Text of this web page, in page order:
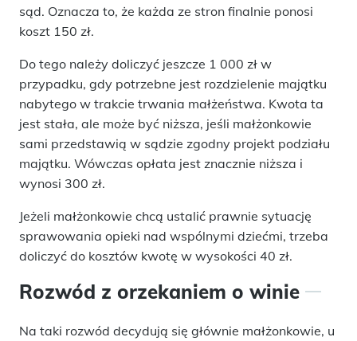
sąd. Oznacza to, że każda ze stron finalnie ponosi
koszt 150 zł.
Do tego należy doliczyć jeszcze 1 000 zł w
przypadku, gdy potrzebne jest rozdzielenie majątku
nabytego w trakcie trwania małżeństwa. Kwota ta
jest stała, ale może być niższa, jeśli małżonkowie
sami przedstawią w sądzie zgodny projekt podziału
majątku. Wówczas opłata jest znacznie niższa i
wynosi 300 zł.
Jeżeli małżonkowie chcą ustalić prawnie sytuację
sprawowania opieki nad wspólnymi dziećmi, trzeba
doliczyć do kosztów kwotę w wysokości 40 zł.
Rozwód z orzekaniem o winie
Na taki rozwód decydują się głównie małżonkowie, u